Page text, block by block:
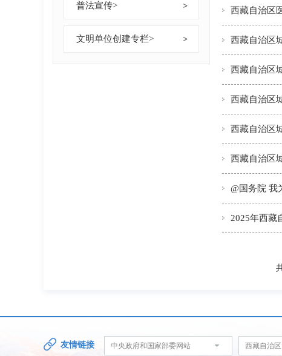
普法宣传>
文明单位创建专栏>
西藏自治区
西藏自治区
西藏自治区
@国务院 我
2025年西藏
友情链接 中央政府和国家部委网站 西藏自治